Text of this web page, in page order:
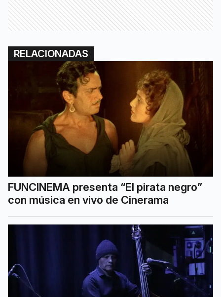
RELACIONADAS
FUNCINEMA presenta “El pirata negro”
con música en vivo de Cinerama